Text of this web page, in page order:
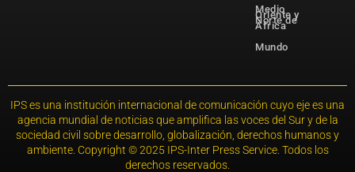
Medio
Oriente y
Norte de
África
Mundo
IPS es una institución internacional de comunicación cuyo eje es una
agencia mundial de noticias que amplifica las voces del Sur y de la
sociedad civil sobre desarrollo, globalización, derechos humanos y
ambiente. Copyright © 2025 IPS-Inter Press Service. Todos los
derechos reservados.